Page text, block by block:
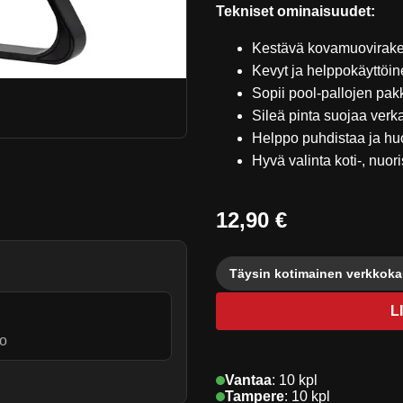
Tekniset ominaisuudet:
Kestävä
Kevyt ja
Sopii pool-pallojen
Sileä pinta suojaa
Helppo puhdistaa ja
Hyvä valinta koti-,
12,90 €
Täysin kotimainen
Vantaa: 10 kpl
Tampere: 10 kpl